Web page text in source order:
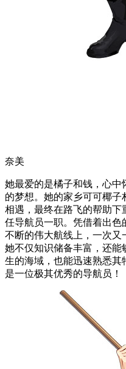
奈美
她最爱的是橘子和钱，心中
的梦想。她的家乡可可椰
相遇，最终在路飞的帮助下
任导航员一职。凭借着出色
不断的伟大航线上，一次又
她不仅知识储备丰富，还
生的海域，也能迅速熟悉其
是一位极其优秀的导航员！